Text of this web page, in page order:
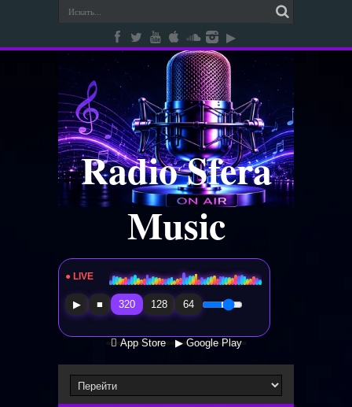
Radio Sfera
Music
● LIVE Radio Sfera Music
▶ ■ 320 128 64
 App Store ▶ Google Play